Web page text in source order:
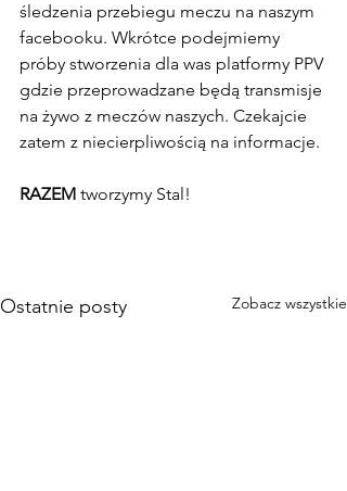
śledzenia przebiegu meczu na naszym
facebooku. Wkrótce podejmiemy
próby stworzenia dla was platformy PPV
gdzie przeprowadzane będą transmisje
na żywo z meczów naszych. Czekajcie
zatem z niecierpliwością na informacje.
RAZEM tworzymy Stal!
Ostatnie posty Zobacz wszystkie